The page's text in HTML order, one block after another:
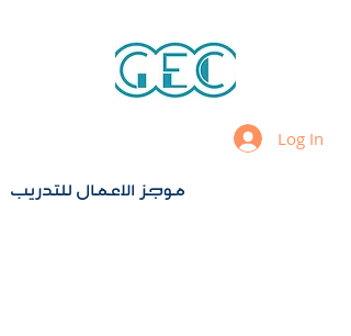
Log In
موجز الاعمال للتدريب